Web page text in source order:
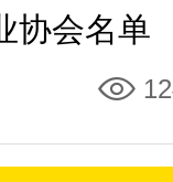
协会名单